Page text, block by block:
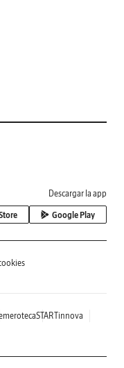
Descargar la app
Google Play
STARTinnova